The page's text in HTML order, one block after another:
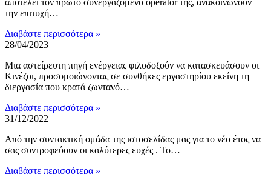
αποτελεί τον πρώτο συνεργαζόμενο operator της, ανακοινώνουν
την επιτυχή…
Διαβάστε περισσότερα »
28/04/2023
Μια αστείρευτη πηγή ενέργειας φιλοδοξούν να κατασκευάσουν οι
Κινέζοι, προσομοιώνοντας σε συνθήκες εργαστηρίου εκείνη τη
διεργασία που κρατά ζωντανό…
Διαβάστε περισσότερα »
31/12/2022
Από την συντακτική ομάδα της ιστοσελίδας μας για το νέο έτος να
σας συντροφεύουν οι καλύτερες ευχές . Το…
Διαβάστε περισσότερα »